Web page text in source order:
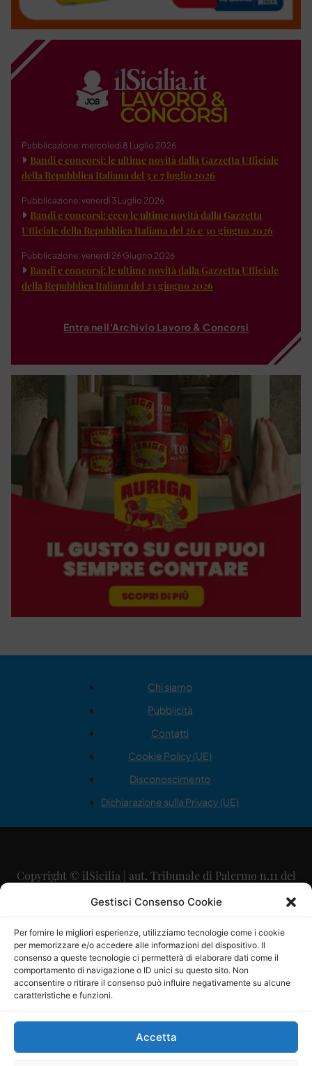
Gestisci Consenso Cookie
Per fornire le migliori esperienze, utilizziamo tecnologie come i cookie
per memorizzare e/o accedere alle informazioni del dispositivo. Il
consenso a queste tecnologie ci permetterà di elaborare dati come il
comportamento di navigazione o ID unici su questo sito. Non
acconsentire o ritirare il consenso può influire negativamente su alcune
caratteristiche e funzioni.
Accetta
Pubblicazione: mercoledì 8 Luglio 2026
Bandi e concorsi: le ultime novità dalla Gazzetta Ufficiale
della Repubblica Italiana del 3 e 7 luglio 2026
Pubblicazione: venerdì 3 Luglio 2026
Bandi e concorsi: ecco le ultime novità dalla Gazzetta
Ufficiale della Repubblica Italiana del 26 e 30 giugno 2026
Pubblicazione: venerdì 26 Giugno 2026
Bandi e concorsi: le ultime novità dalla Gazzetta Ufficiale
della Repubblica Italiana del 23 giugno 2026
Entra nell'Archivio Lavoro & Concorsi
Chi siamo
Pubblicità
Contatti
Cookie Policy (UE)
Disconoscimento
Dichiarazione sulla Privacy (UE)
Copyright © ilSicilia | aut. Tribunale di Palermo n.11 del
29/09/2015
Direttore Editoriale: Maurizio Scaglione
Direttore Responsabile: Maria Calabrese
P.IVA: 06334930820
Mercurio Comunicazione Società Cooperativa a r.l. è